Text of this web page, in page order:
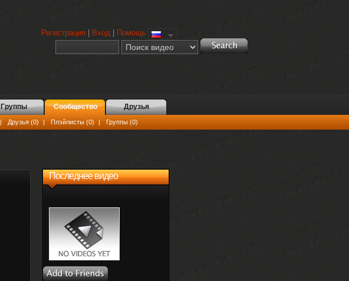
Регистрация Вход Помощь
Группы Сообщество Друзья
| Друзья (0) | Плэйлисты (0) | Группы (0)
Последнее видео